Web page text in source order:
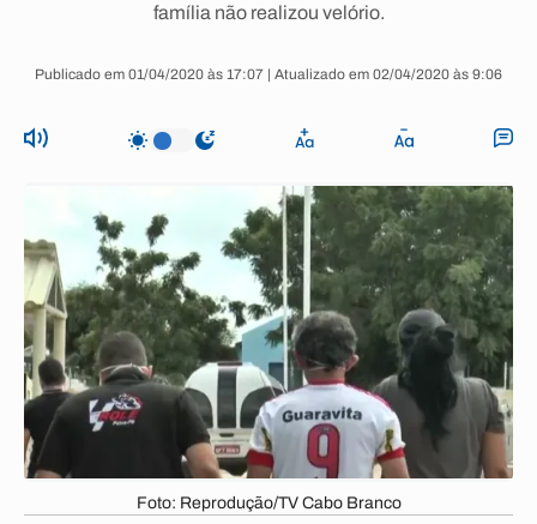
família não realizou velório.
Publicado em 01/04/2020 às 17:07 | Atualizado em 02/04/2020 às 9:06
Foto: Reprodução/TV Cabo Branco